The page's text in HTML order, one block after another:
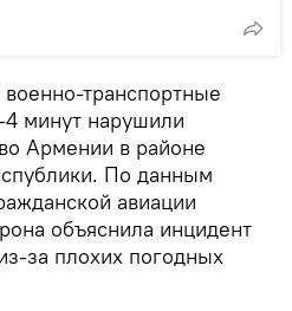
транспортные
4 минут нарушили
Армении в районе
По данным
авиации
объяснила инцидент
за плохих погодных